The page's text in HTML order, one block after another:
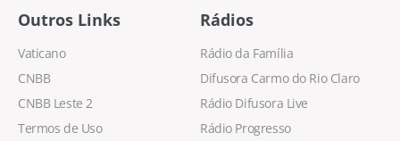
Outros Links
Vaticano
CNBB
CNBB Leste 2
Termos de Uso
Rádios
Rádio da Família
Difusora Carmo do Rio Claro
Rádio Difusora Live
Rádio Progresso